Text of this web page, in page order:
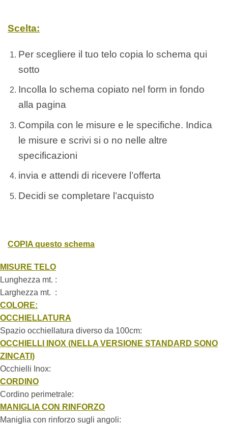
Scelta:
Per scegliere il tuo telo copia lo schema qui
sotto
Incolla lo schema copiato nel form in fondo
alla pagina
Compila con le misure e le specifiche. Indica
le misure e scrivi si o no nelle altre
specificazioni
invia e attendi di ricevere l’offerta
Decidi se completare l’acquisto
COPIA questo schema
MISURE TELO
Lunghezza mt. :
Larghezza mt. :
COLORE:
OCCHIELLATURA
Spazio occhiellatura diverso da 100cm:
OCCHIELLI INOX (NELLA VERSIONE STANDARD SONO
ZINCATI)
Occhielli Inox:
CORDINO
Cordino perimetrale:
MANIGLIA CON RINFORZO
Maniglia con rinforzo sugli angoli: